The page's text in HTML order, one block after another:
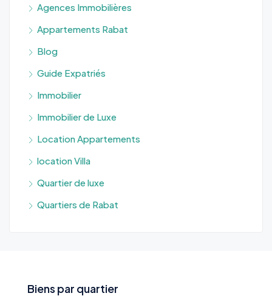
Agences Immobilières
Appartements Rabat
Blog
Guide Expatriés
Immobilier
Immobilier de Luxe
Location Appartements
location Villa
Quartier de luxe
Quartiers de Rabat
Biens par quartier